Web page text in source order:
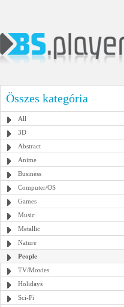
Összes kategória
All
3D
Abstract
Anime
Business
Computer/OS
Games
Music
Metallic
Nature
People
TV/Movies
Holidays
Sci-Fi